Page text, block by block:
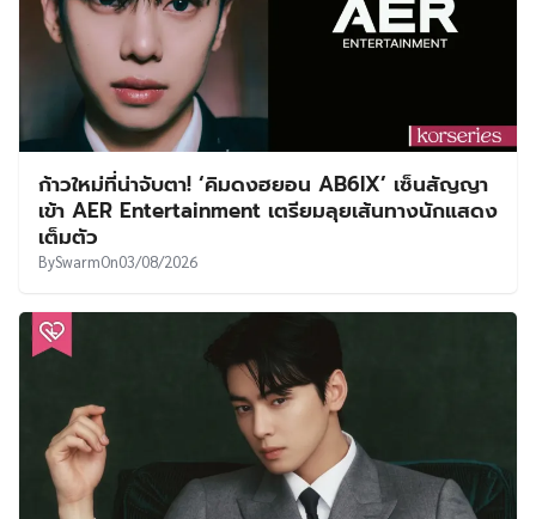
ก้าวใหม่ที่น่าจับตา! ‘คิมดงฮยอน AB6IX’ เซ็นสัญญา
เข้า AER Entertainment เตรียมลุยเส้นทางนักแสดง
เต็มตัว
BySwarmOn03/08/2026